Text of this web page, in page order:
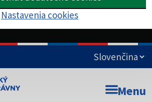
Nastavenia cookies
Menu